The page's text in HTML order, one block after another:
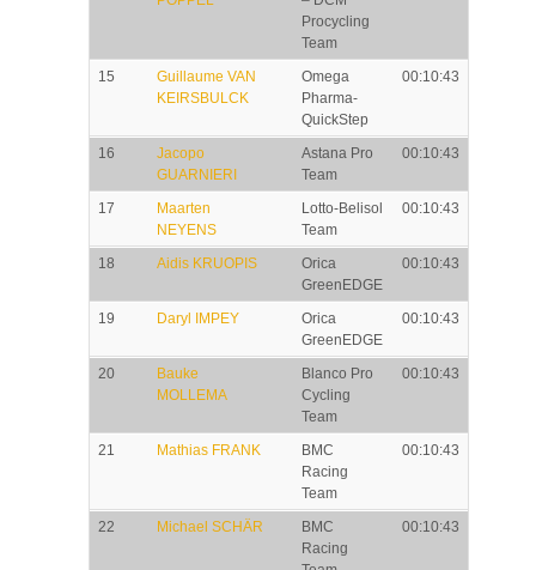
Procycling
Team
15
Guillaume VAN
KEIRSBULCK
Omega
Pharma-
QuickStep
00:10:43
16
Jacopo
GUARNIERI
Astana Pro
Team
00:10:43
17
Maarten
NEYENS
Lotto-Belisol
Team
00:10:43
18 Aidis KRUOPIS
Orica
GreenEDGE
00:10:43
19 Daryl IMPEY
Orica
GreenEDGE
00:10:43
20
Bauke
MOLLEMA
Blanco Pro
Cycling
Team
00:10:43
21 Mathias FRANK
BMC
Racing
Team
00:10:43
22 Michael SCHÄR
BMC
Racing
00:10:43